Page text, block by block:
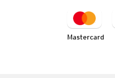
Mastercard